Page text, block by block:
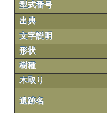
型式番号
出典
文字説明
形状
樹種
木取り
遺跡名